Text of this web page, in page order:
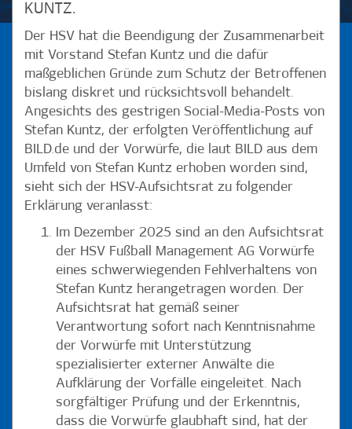
UNTZ.
Der HSV hat die Beendigung der Zusammenarbeit
mit Vorstand Stefan Kuntz und die dafür
maßgeblichen Gründe zum Schutz der Betroffenen
bislang diskret und rücksichtsvoll behandelt.
Angesichts des gestrigen Social-Media-Posts von
Stefan Kuntz, der erfolgten Veröffentlichung auf
BILD.de und der Vorwürfe, die laut BILD aus dem
Umfeld von Stefan Kuntz erhoben worden sind,
sieht sich der HSV-Aufsichtsrat zu folgender
Erklärung veranlasst:
Im Dezember 2025 sind an den Aufsichtsrat
der HSV Fußball Management AG Vorwürfe
eines schwerwiegenden Fehlverhaltens von
Stefan Kuntz herangetragen worden. Der
Aufsichtsrat hat gemäß seiner
Verantwortung sofort nach Kenntnisnahme
der Vorwürfe mit Unterstützung
spezialisierter externer Anwälte die
Aufklärung der Vorfälle eingeleitet. Nach
sorgfältiger Prüfung und der Erkenntnis,
dass die Vorwürfe glaubhaft sind, hat der